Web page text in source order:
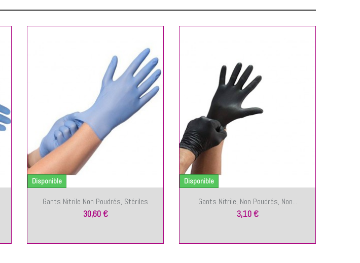
Gants Nitrile Non Poudrés, Stériles
30,60 €
Disponible
AJOUTER AU PANIER
Gants Nitrile, Non Poudrés, Non...
3,10 €
Disponible